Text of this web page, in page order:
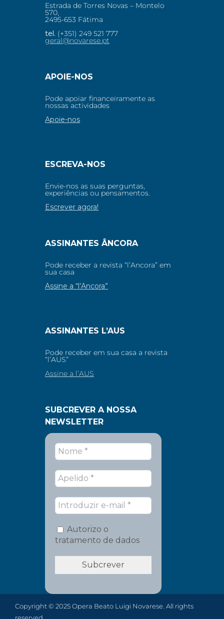
Estrada de Torres Novas – Montelo
570,
2495-653 Fátima
tel. (+351) 249 521 777
geral@novarese.pt
APOIE-NOS
Pode apoiar financeiramente as
nossas actividades
Apoie-nos
ESCREVA-NOS
Envie-nos as suas perguntas,
experiências ou pensamentos.
Escrever agora!
ASSINANTES ÂNCORA
Pode receber a revista “l’Ancora” em
sua casa
Assine a “l’Ancora”
ASSINANTES L’AUS
Pode receber em sua casa a revista
“l’AUS”
Assine a l’AUS
SUBCREVER A NOSSA
NEWSLETTER
Autorizo o
tratamento de dados
Copyright © 2025 Opera Beato Luigi Novarese. All rights
reserved.